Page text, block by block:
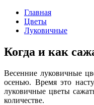
Главная
Цветы
Луковичные
Когда и как
Весенние луковичные
осенью. Время это
луковичные цветы
количестве.